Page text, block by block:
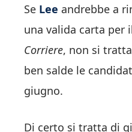
Se Lee andrebbe a
una valida carta per
Corriere, non si
ben salde le
giugno.
Di certo si tratta di